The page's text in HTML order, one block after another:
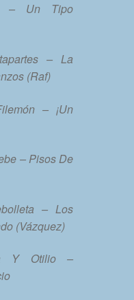
– Un Tipo
– La
(Raf)
– ¡Un
– Pisos De
– Los
(Vázquez)
Y Otilio –